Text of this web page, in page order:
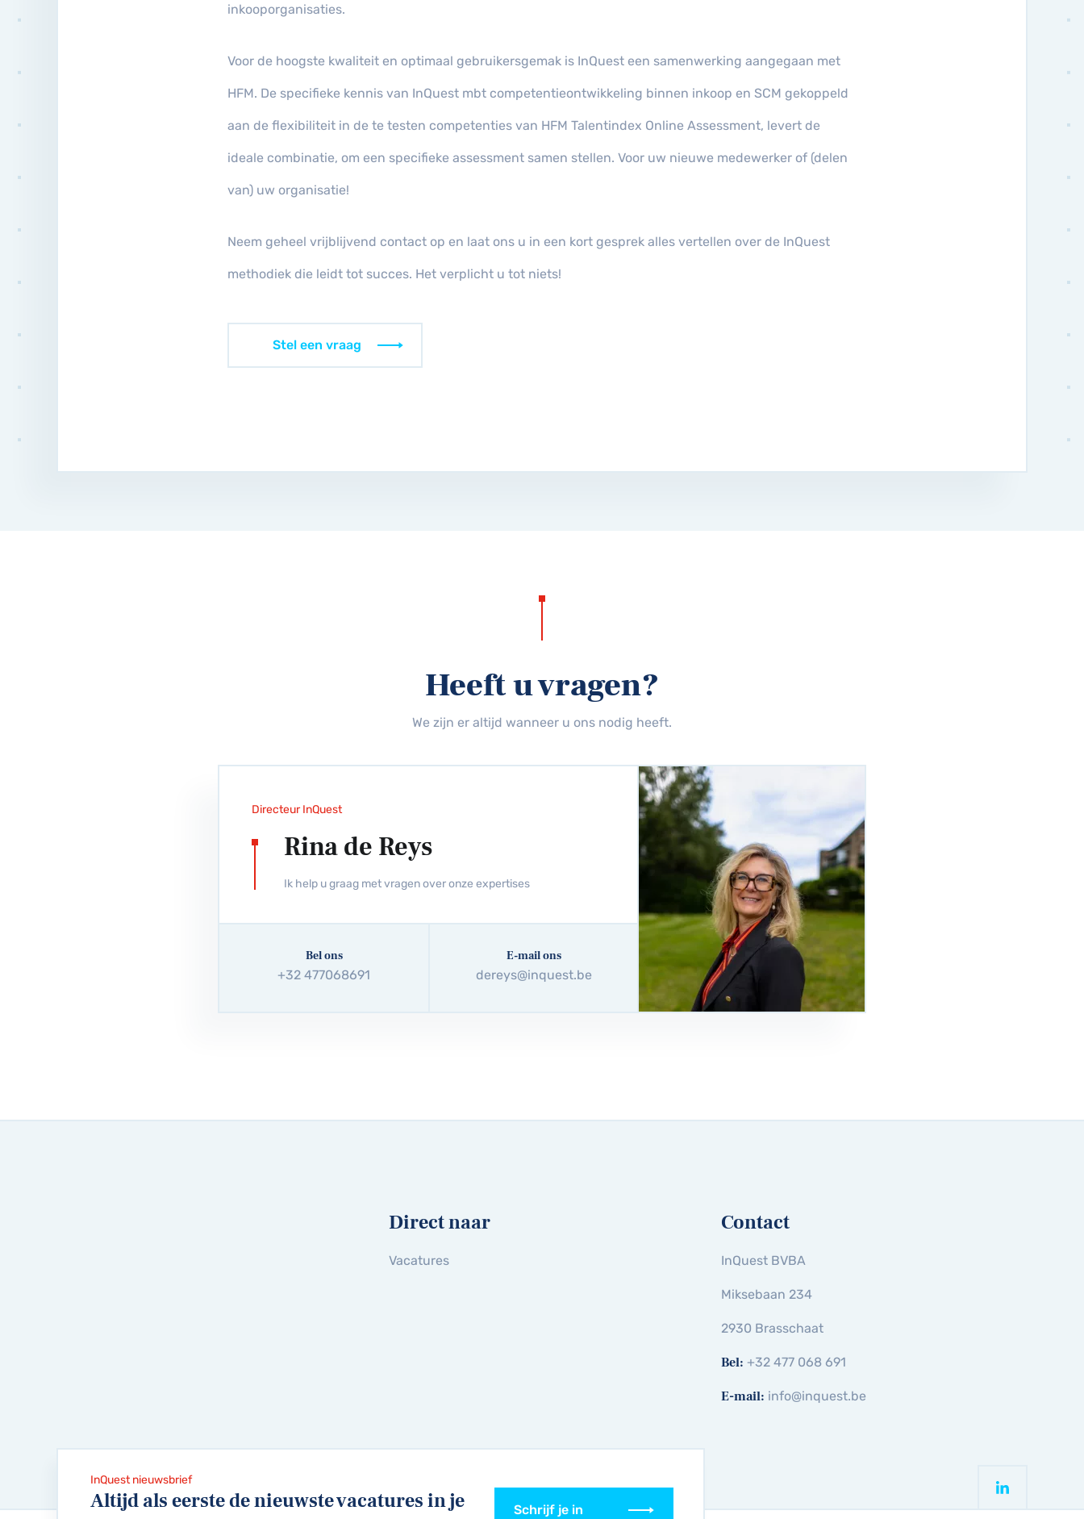
inkooporganisaties.
Voor de hoogste kwaliteit en optimaal gebruikersgemak is InQuest een samenwerking aangegaan met
HFM. De specifieke kennis van InQuest mbt competentieontwikkeling binnen inkoop en SCM gekoppeld
aan de flexibiliteit in de te testen competenties van HFM Talentindex Online Assessment, levert de
ideale combinatie, om een specifieke assessment samen stellen. Voor uw nieuwe medewerker of (delen
van) uw organisatie!
Neem geheel vrijblijvend contact op en laat ons u in een kort gesprek alles vertellen over de InQuest
methodiek die leidt tot succes. Het verplicht u tot niets!
Stel een vraag
Heeft u vragen?
We zijn er altijd wanneer u ons nodig heeft.
Directeur InQuest
Rina de Reys
Ik help u graag met vragen over onze expertises
Bel ons
+32 477068691
E-mail ons
dereys@inquest.be
Direct naar
Vacatures
Contact
InQuest BVBA
Miksebaan 234
2930 Brasschaat
Bel: +32 477 068 691
E-mail: info@inquest.be
InQuest nieuwsbrief
Altijd als eerste de nieuwste vacatures in je
Schrijf je in